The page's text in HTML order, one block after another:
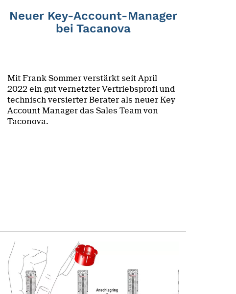
Neuer Key-Account-Manager
bei Tacanova
Mit Frank Sommer verstärkt seit April
2022 ein gut vernetzter Vertriebsprofi und
technisch versierter Berater als neuer Key
Account Manager das Sales Team von
Taconova.